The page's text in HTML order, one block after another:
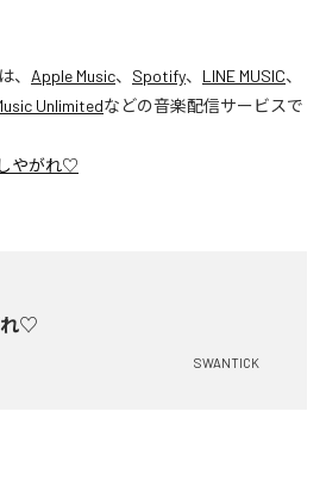
、 Apple Music、 Spotify、 LINE MUSIC、
Unlimitedなどの音楽配信サービスで
やがれ♡
れ♡
SWANTICK